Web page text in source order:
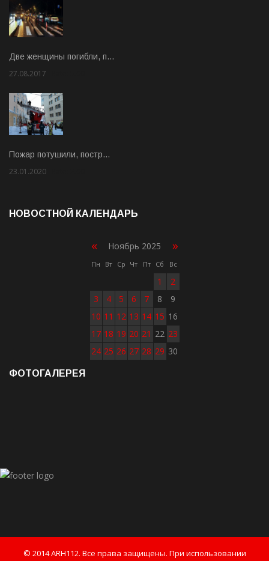
Две женщины погибли, п…
27.08.2017
Пожар потушили, постр…
23.01.2020
НОВОСТНОЙ КАЛЕНДАРЬ
« Ноябрь 2025 »
Пн Вт Ср Чт Пт Сб Вс
1
2
3
4 5 6 7 8
9
10 11 12 13 14 15 16
17 18 19 20 21 22 23
24 25 26 27 28 29 30
ФОТОГАЛЕРЕЯ
© 2014 ARH112. Все права защищены. При использовании